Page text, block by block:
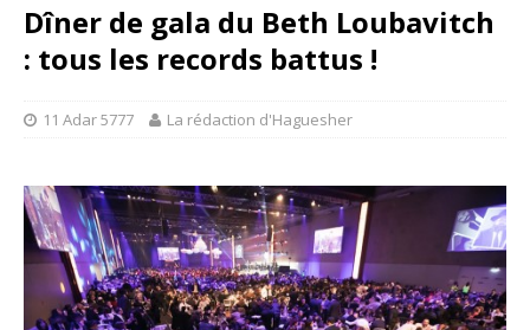
Dîner de gala du Beth Loubavitch
: tous les records battus !
11 Adar 5777 La rédaction d'Haguesher